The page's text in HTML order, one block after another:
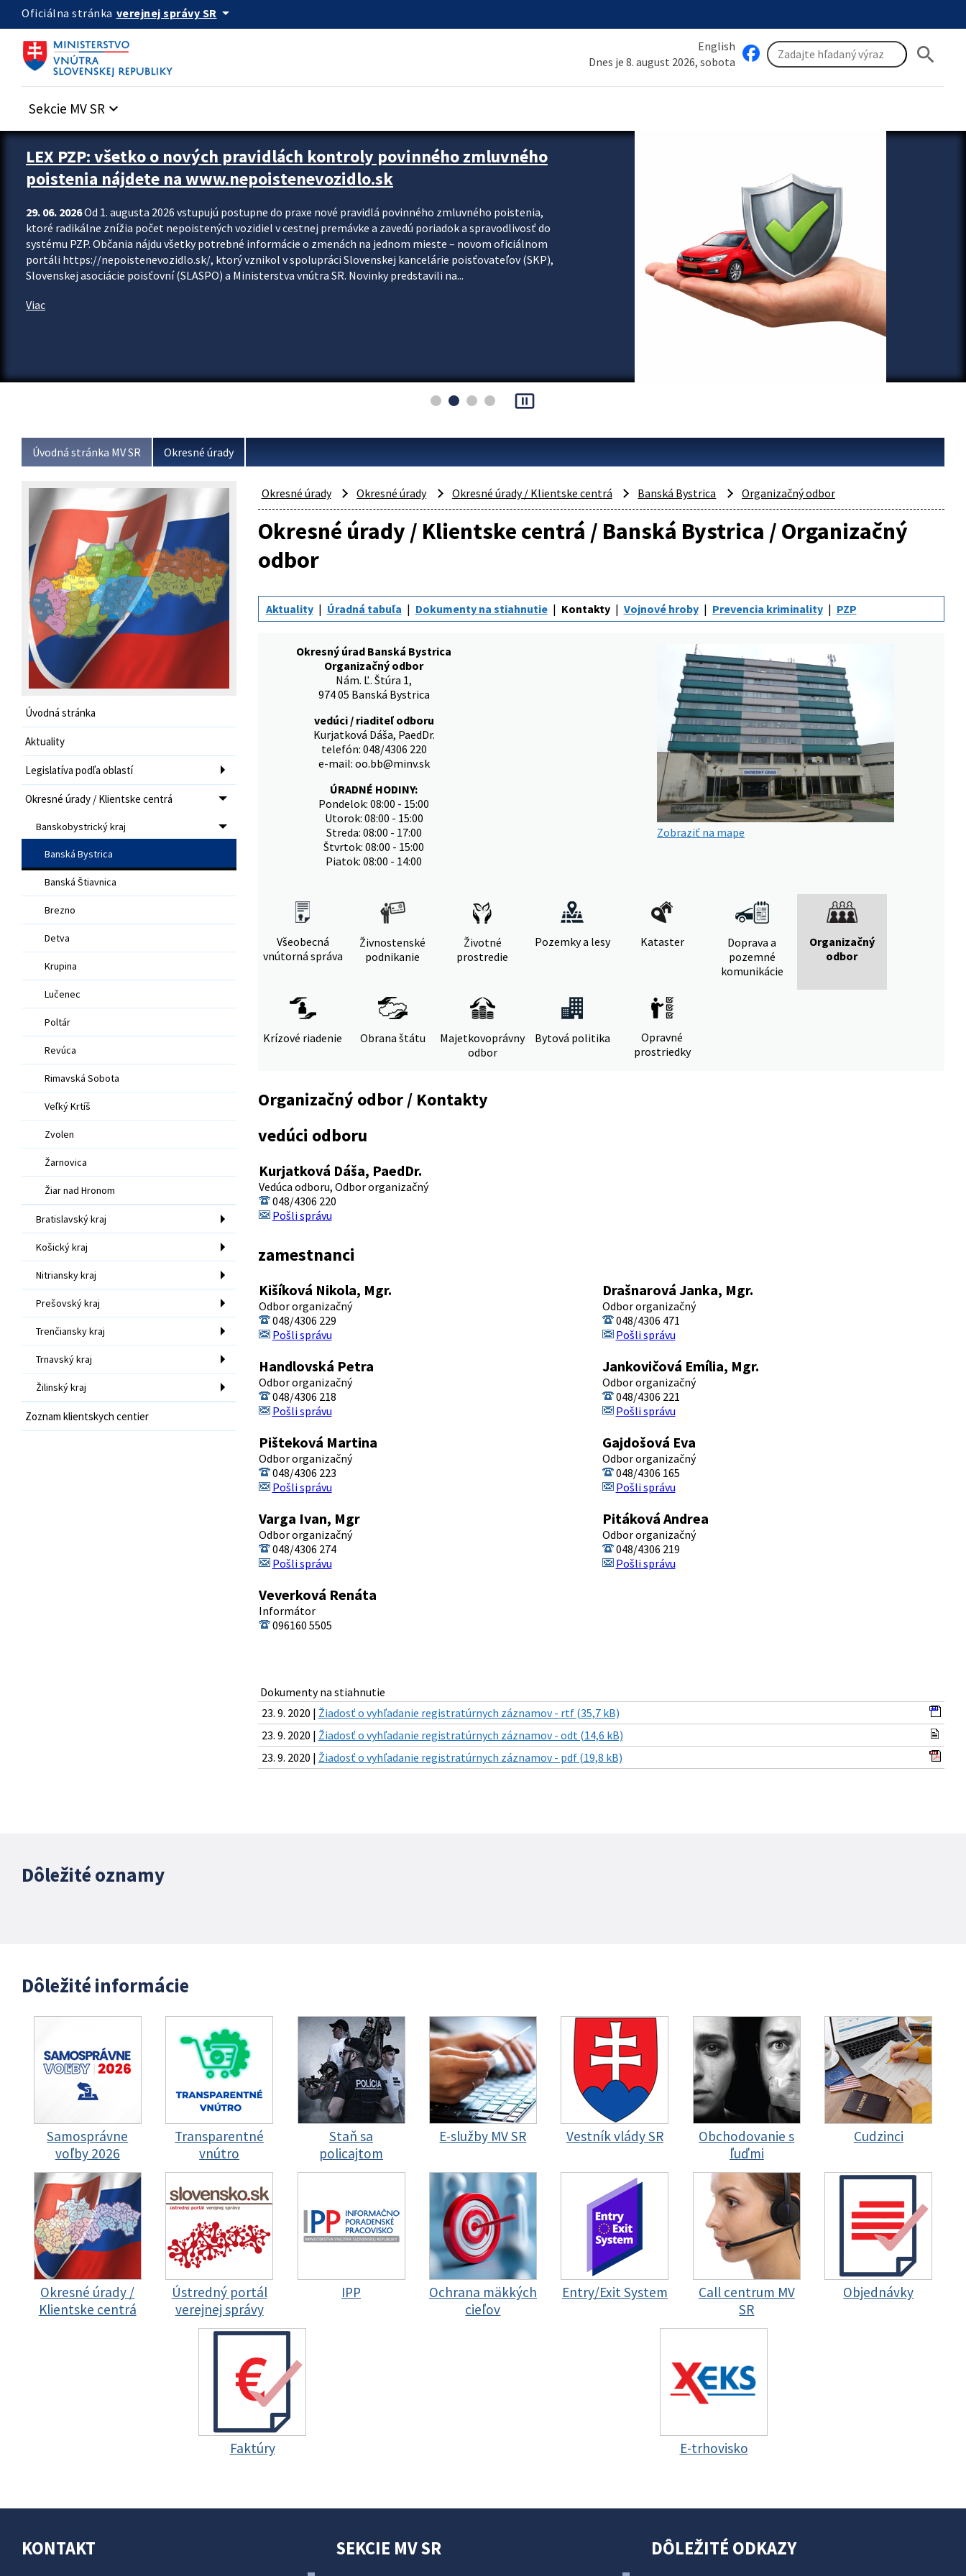
Preskocit na hlavný obsah
Oficiálna stránka verejnej správy SR arrow_drop_down
English
Dnes je 8. august 2026, sobota
search
Sekcie MV SR keyboard_arrow_down
Zastavit automatický posun upútavok
LEX PZP: všetko o nových pravidlách kontroly povinného zmluvného
poistenia nájdete na www.nepoistenevozidlo.sk
29. 06. 2026Od 1. augusta 2026 vstupujú postupne do praxe nové pravidlá povinného zmluvného poistenia,
ktoré radikálne znížia počet nepoistených vozidiel v cestnej premávke a zavedú poriadok a spravodlivosť do
systému PZP. Občania nájdu všetky potrebné informácie o zmenách na jednom mieste – novom oficiálnom
portáli https://nepoistenevozidlo.sk/, ktorý vznikol v spolupráci Slovenskej kancelárie poisťovateľov (SKP),
Slovenskej asociácie poisťovní (SLASPO) a Ministerstva vnútra SR. Novinky predstavili na...
Viac
pause_presentation
Úvodná stránka MV SR Okresné úrady
Úvodná stránka
Aktuality
Legislatíva podľa oblastí
Okresné úrady / Klientske centrá
Banskobystrický kraj
Banská Bystrica
Banská Štiavnica
Brezno
Detva
Krupina
Lučenec
Poltár
Revúca
Rimavská Sobota
Veľký Krtíš
Zvolen
Žarnovica
Žiar nad Hronom
Bratislavský kraj
Košický kraj
Nitriansky kraj
Prešovský kraj
Trenčiansky kraj
Trnavský kraj
Žilinský kraj
Zoznam klientskych centier
Okresné úrady Okresné úrady Okresné úrady / Klientske centrá Banská Bystrica Organizačný odbor
Okresné úrady / Klientske centrá / Banská Bystrica / Organizačný
odbor
Aktuality Úradná tabuľa Dokumenty na stiahnutie Kontakty Vojnové hroby Prevencia kriminality PZP
Okresný úrad Banská Bystrica
Organizačný odbor
Nám. Ľ. Štúra 1,
974 05 Banská Bystrica
vedúci / riaditeľ odboru
Kurjatková Dáša, PaedDr.
telefón: 048/4306 220
e-mail: oo.bb@minv.sk
ÚRADNÉ HODINY:
Pondelok: 08:00 - 15:00
Utorok: 08:00 - 15:00
Streda: 08:00 - 17:00
Štvrtok: 08:00 - 15:00
Piatok: 08:00 - 14:00
Zobraziť na mape
Všeobecná
vnútorná správa
Živnostenské
podnikanie
Životné
prostredie
Pozemky a lesy Kataster
Doprava a
pozemné
komunikácie
Organizačný
odbor
Krízové riadenie Obrana štátu
Majetkovoprávny
odbor
Bytová politika
Opravné
prostriedky
Organizačný odbor / Kontakty
vedúci odboru
Kurjatková Dáša, PaedDr.
Vedúca odboru, Odbor organizačný
048/4306 220
Pošli správu
zamestnanci
Kišíková Nikola, Mgr.
Odbor organizačný
048/4306 229
Pošli správu
Drašnarová Janka, Mgr.
Odbor organizačný
048/4306 471
Pošli správu
Handlovská Petra
Odbor organizačný
048/4306 218
Pošli správu
Jankovičová Emília, Mgr.
Odbor organizačný
048/4306 221
Pošli správu
Pišteková Martina
Odbor organizačný
048/4306 223
Pošli správu
Gajdošová Eva
Odbor organizačný
048/4306 165
Pošli správu
Varga Ivan, Mgr
Odbor organizačný
048/4306 274
Pošli správu
Pitáková Andrea
Odbor organizačný
048/4306 219
Pošli správu
Veverková Renáta
Informátor
096160 5505
Dokumenty na stiahnutie
23. 9. 2020 | Žiadosť o vyhľadanie registratúrnych záznamov - rtf (35,7 kB)
23. 9. 2020 | Žiadosť o vyhľadanie registratúrnych záznamov - odt (14,6 kB)
23. 9. 2020 | Žiadosť o vyhľadanie registratúrnych záznamov - pdf (19,8 kB)
Dôležité oznamy
Dôležité informácie
Samosprávne
voľby 2026
Transparentné
vnútro
Staň sa
policajtom
E-služby MV SR Vestník vlády SR
Obchodovanie s
ľuďmi
Cudzinci
Okresné úrady /
Klientske centrá
Ústredný portál
verejnej správy
IPP
Ochrana mäkkých
cieľov
Entry/Exit System
Call centrum MV
SR
Objednávky
Faktúry E-trhovisko
KONTAKT SEKCIE MV SR DÔLEŽITÉ ODKAZY